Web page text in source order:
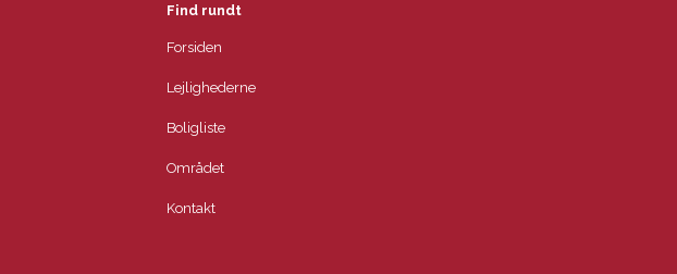
Find rundt
Forsiden
Lejlighederne
Boligliste
Området
Kontakt